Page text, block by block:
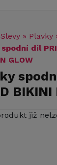
Slevy » Plavky
díl
GLOW
BIKINI
již